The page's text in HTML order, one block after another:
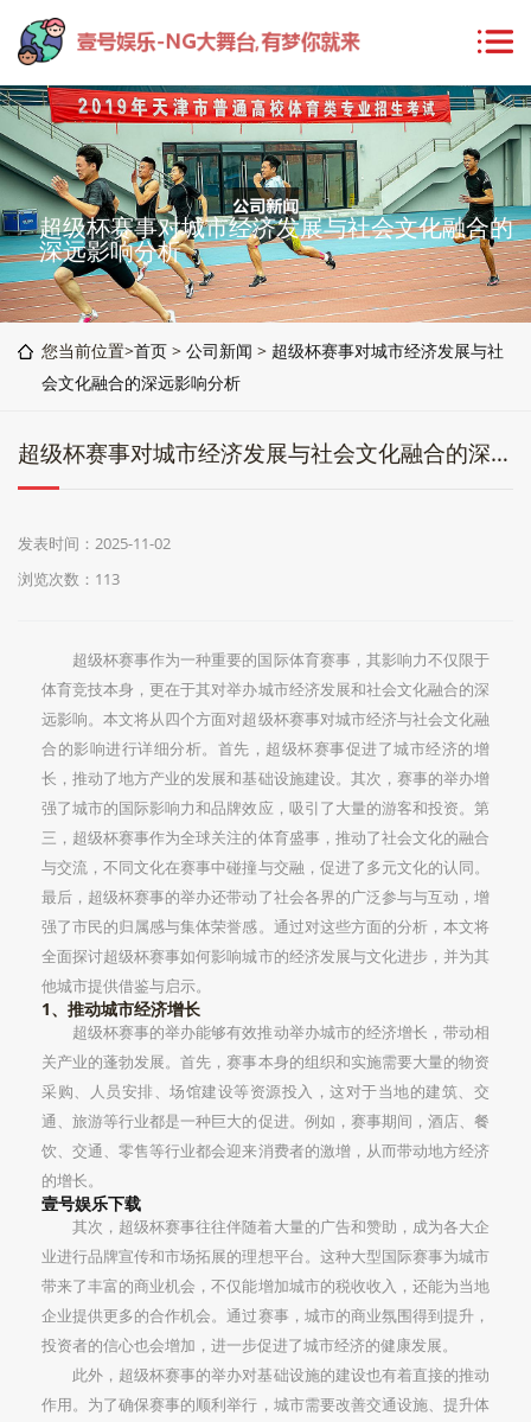
超级杯赛事对城市经济发展与社会文化融合的
深远影响分析
您当前位置>首页 > 公司新闻 > 超级杯赛事对城市经济发展与社
会文化融合的深远影响分析
超级杯赛事对城市经济发展与社会文化融合的深远影响分析
发表时间：2025-11-02
浏览次数：113
超级杯赛事作为一种重要的国际体育赛事，其影响力不仅限于
体育竞技本身，更在于其对举办城市经济发展和社会文化融合的深
远影响。本文将从四个方面对超级杯赛事对城市经济与社会文化融
合的影响进行详细分析。首先，超级杯赛事促进了城市经济的增
长，推动了地方产业的发展和基础设施建设。其次，赛事的举办增
强了城市的国际影响力和品牌效应，吸引了大量的游客和投资。第
三，超级杯赛事作为全球关注的体育盛事，推动了社会文化的融合
与交流，不同文化在赛事中碰撞与交融，促进了多元文化的认同。
最后，超级杯赛事的举办还带动了社会各界的广泛参与与互动，增
强了市民的归属感与集体荣誉感。通过对这些方面的分析，本文将
全面探讨超级杯赛事如何影响城市的经济发展与文化进步，并为其
他城市提供借鉴与启示。
1、推动城市经济增长
超级杯赛事的举办能够有效推动举办城市的经济增长，带动相
关产业的蓬勃发展。首先，赛事本身的组织和实施需要大量的物资
采购、人员安排、场馆建设等资源投入，这对于当地的建筑、交
通、旅游等行业都是一种巨大的促进。例如，赛事期间，酒店、餐
饮、交通、零售等行业都会迎来消费者的激增，从而带动地方经济
的增长。
壹号娱乐下载
其次，超级杯赛事往往伴随着大量的广告和赞助，成为各大企
业进行品牌宣传和市场拓展的理想平台。这种大型国际赛事为城市
带来了丰富的商业机会，不仅能增加城市的税收收入，还能为当地
企业提供更多的合作机会。通过赛事，城市的商业氛围得到提升，
投资者的信心也会增加，进一步促进了城市经济的健康发展。
此外，超级杯赛事的举办对基础设施的建设也有着直接的推动
作用。为了确保赛事的顺利举行，城市需要改善交通设施、提升体